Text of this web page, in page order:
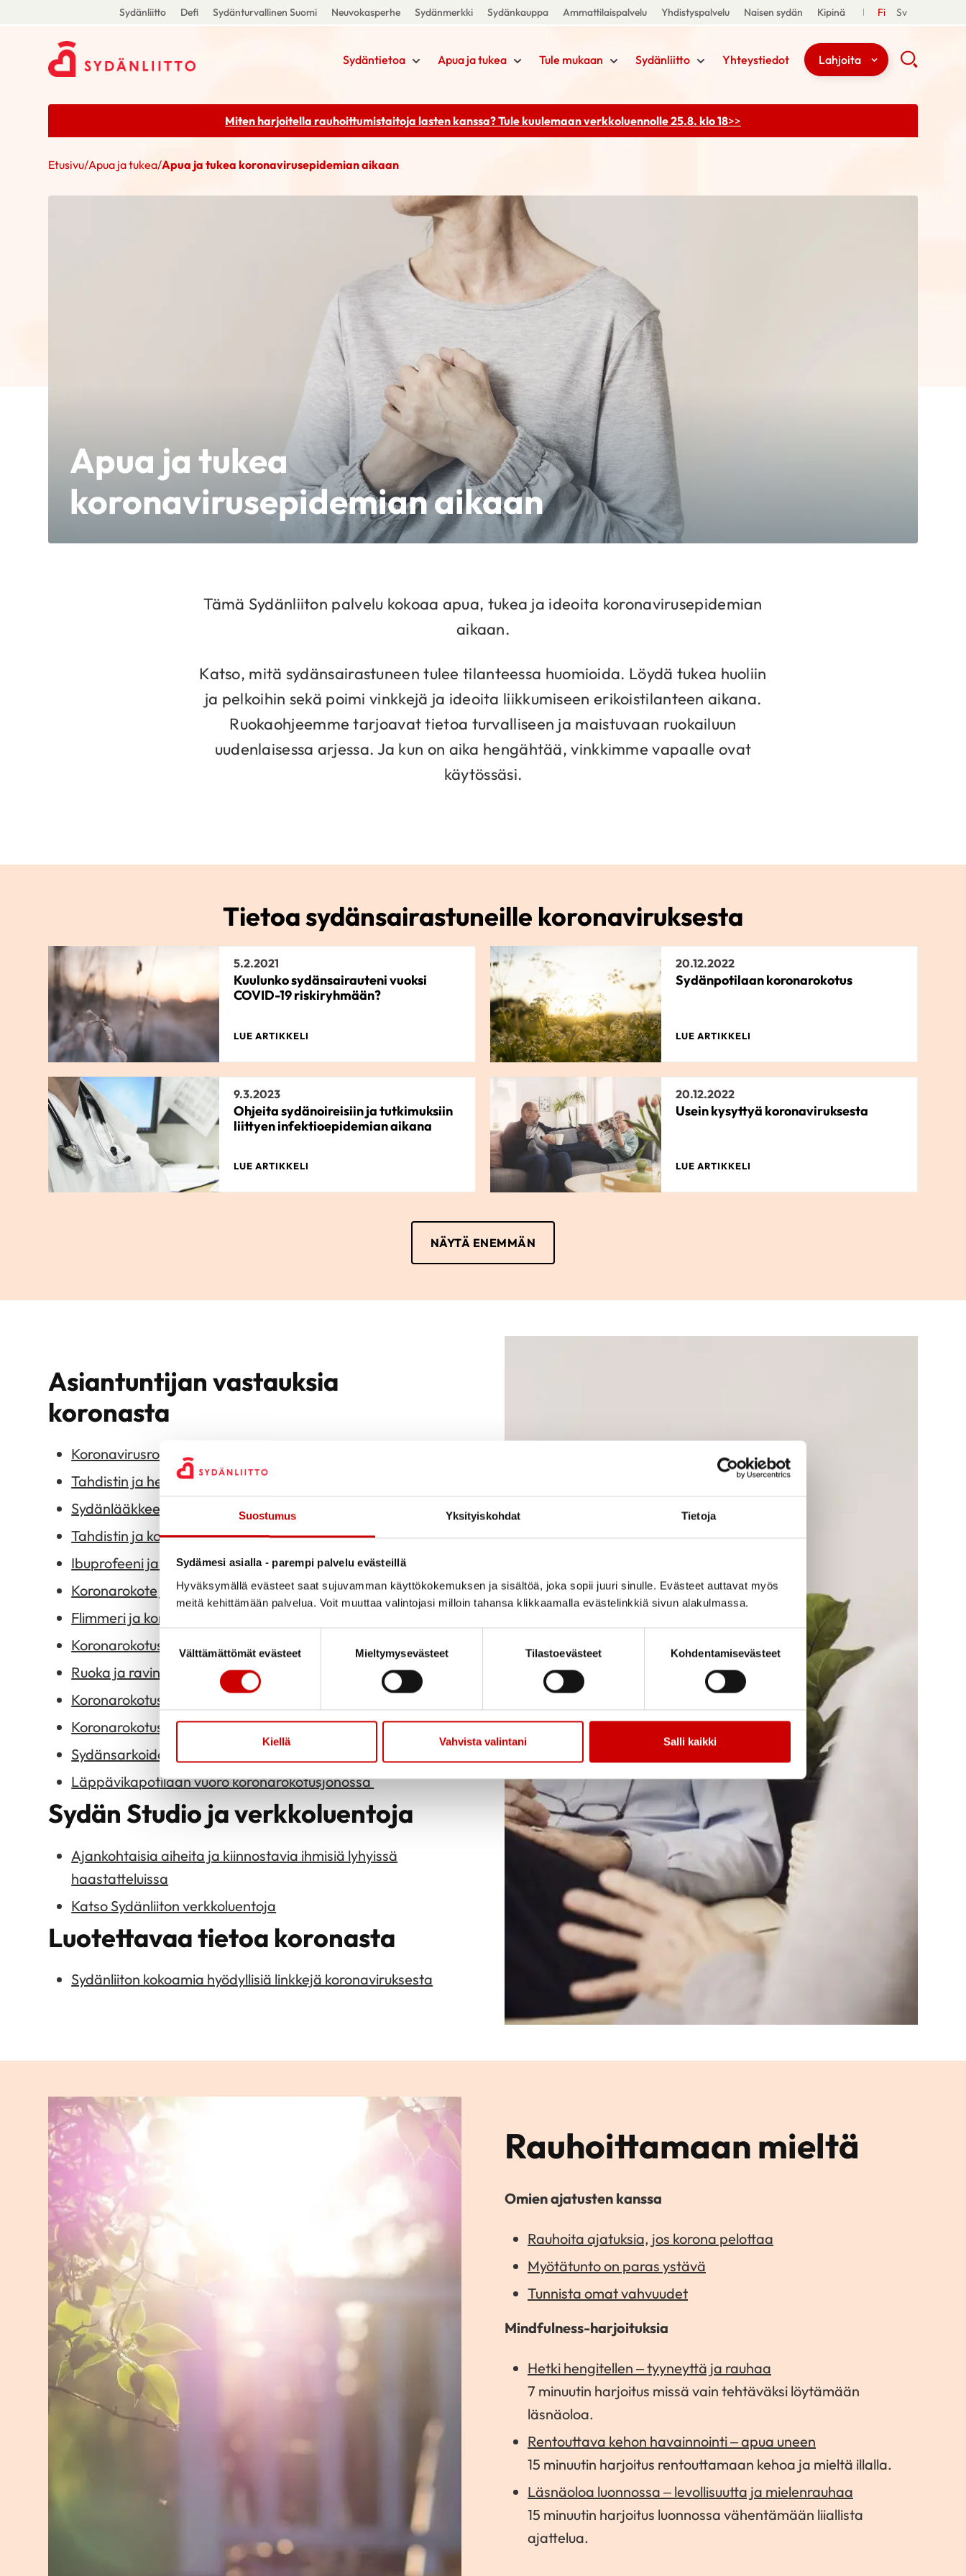
Suostumus Yksityiskohdat Tietoja
Sydämesi asialla - parempi palvelu evästeillä
Hyväksymällä evästeet saat sujuvamman käyttökokemuksen ja sisältöä, joka sopii juuri sinulle. Evästeet auttavat myös
meitä kehittämään palvelua. Voit muuttaa valintojasi milloin tahansa klikkaamalla evästelinkkiä sivun alakulmassa.
Välttämättömät evästeet
Mieltymysevästeet Tilastoevästeet Kohdentamisevästeet
Kiellä Vahvista valintani Salli kaikki
Sydänliitto Defi Sydänturvallinen Suomi Neuvokasperhe Sydänmerkki Sydänkauppa Ammattilaispalvelu Yhdistyspalvelu Naisen sydän Kipinä Fi Sv
Sydäntietoa Apua ja tukea Tule mukaan Sydänliitto Yhteystiedot Lahjoita
Miten harjoitella rauhoittumistaitoja lasten kanssa? Tule kuulemaanverkkoluennolle 25.8. klo 18>>
Etusivu/Apua ja tukea/Apua ja tukea koronavirusepidemian aikaan
Apua ja tukea
koronavirusepidemian aikaan
Tämä Sydänliiton palvelu kokoaa apua, tukea ja ideoita koronavirusepidemian
aikaan.
Katso, mitä sydänsairastuneen tulee tilanteessa huomioida. Löydä tukea huoliin
ja pelkoihin sekä poimi vinkkejä ja ideoita liikkumiseen erikoistilanteen aikana.
Ruokaohjeemme tarjoavat tietoa turvalliseen ja maistuvaan ruokailuun
uudenlaisessa arjessa. Ja kun on aika hengähtää, vinkkimme vapaalle ovat
käytössäsi.
Tietoa sydänsairastuneille koronaviruksesta
5.2.2021
Kuulunko sydänsairauteni vuoksi
COVID-19 riskiryhmään?
LUE ARTIKKELI
20.12.2022
Sydänpotilaan koronarokotus
LUE ARTIKKELI
9.3.2023
Ohjeita sydänoireisiin ja tutkimuksiin
liittyen infektioepidemian aikana
LUE ARTIKKELI
20.12.2022
Usein kysyttyä koronaviruksesta
LUE ARTIKKELI
Mitä sydänpotilaan on hyvä tietää
koronaviruksesta
NÄYTÄ ENEMMÄN
Asiantuntijan vastauksia
koronasta
Koronavirusrokote ja sydäntulehdus
Tahdistin ja hengityskonehoito
Sydänlääkkeet ja koronavirus
Tahdistin ja koronavirusriski
Ibuprofeeni ja korona
Koronarokote ja tahdistin
Flimmeri ja koronarokotus
Koronarokotus ja alentunut vastustuskyky
Ruoka ja ravintolisät koronan ehkäisyssä
Koronarokotus varjoainekuvauksen jälkeen
Koronarokotus ohitusleikkauksen jälkeen
Sydänsarkoidoosi ja koronarokotusvuoro
Läppävikapotilaan vuoro koronarokotusjonossa
Sydän Studio ja verkkoluentoja
Ajankohtaisia aiheita ja kiinnostavia ihmisiä lyhyissä
haastatteluissa
Katso Sydänliiton verkkoluentoja
Luotettavaa tietoa koronasta
Sydänliiton kokoamia hyödyllisiä linkkejä koronaviruksesta
Rauhoittamaan mieltä
Omien ajatusten kanssa
Rauhoita ajatuksia, jos korona pelottaa
Myötätunto on paras ystävä
Tunnista omat vahvuudet
Mindfulness-harjoituksia
Hetki hengitellen – tyyneyttä ja rauhaa
7 minuutin harjoitus missä vain tehtäväksi löytämään
läsnäoloa.
Rentouttava kehon havainnointi – apua uneen
15 minuutin harjoitus rentouttamaan kehoa ja mieltä illalla.
Läsnäoloa luonnossa – levollisuutta ja mielenrauhaa
15 minuutin harjoitus luonnossa vähentämään liiallista
ajattelua.